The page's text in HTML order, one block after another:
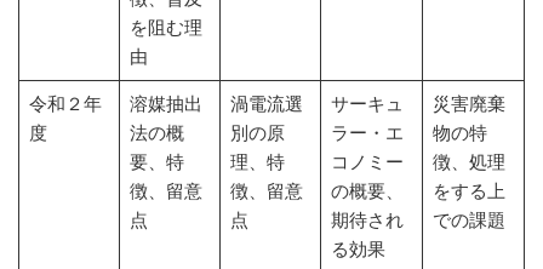
を阻む理
由
令和２年
度
溶媒抽出
法の概
要、特
徴、留意
点
渦電流選
別の原
理、特
徴、留意
点
サーキュ
ラー・エ
コノミー
の概要、
期待され
る効果
災害廃棄
物の特
徴、処理
をする上
での課題